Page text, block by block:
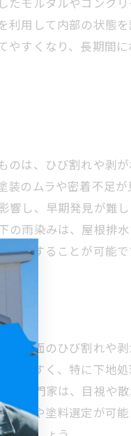
用して内部の状態
すくなり、長期間
のは、ひび割れや剥
のムラや密着不足
し、早期発見が難し
の雨染みは、屋根排
保することが可能で
、表面のひび割れや
やすく、特に下地処
。専門家は、目視や
工法や塗料選定が可